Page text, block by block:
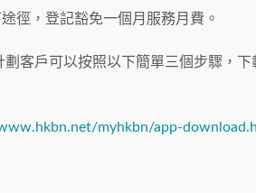
徑，登記豁免一個月服務月費。
客戶可以按照以下簡單三個步驟，
myhkbn/app-